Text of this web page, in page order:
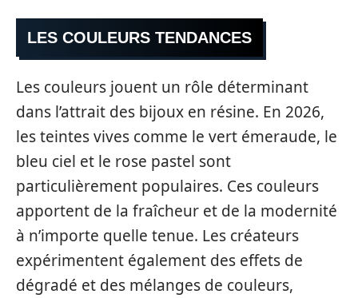
LES COULEURS TENDANCES
Les couleurs jouent un rôle déterminant
dans l’attrait des bijoux en résine. En 2026,
les teintes vives comme le vert émeraude, le
bleu ciel et le rose pastel sont
particulièrement populaires. Ces couleurs
apportent de la fraîcheur et de la modernité
à n’importe quelle tenue. Les créateurs
expérimentent également des effets de
dégradé et des mélanges de couleurs,